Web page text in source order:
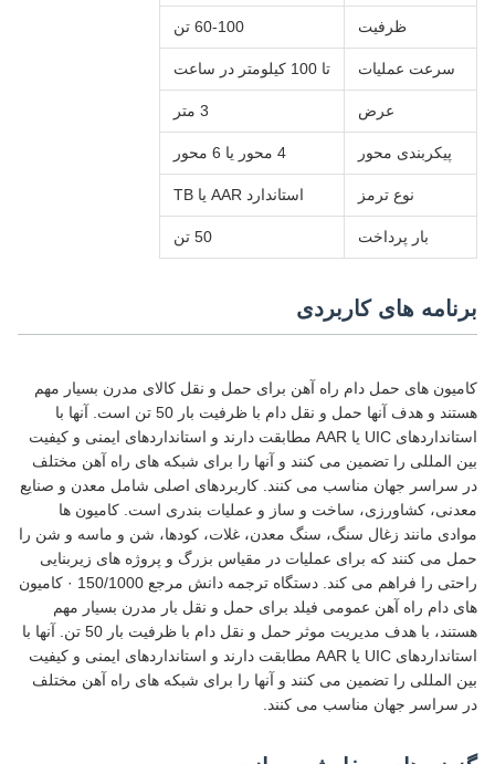
ظرفیت 60-100 تن
سرعت عملیات تا 100 کیلومتر در ساعت
عرض 3 متر
پیکربندی محور 4 محور یا 6 محور
نوع ترمز استاندارد AAR یا TB
بار پرداخت 50 تن
برنامه های کاربردی
کامیون های حمل دام راه آهن برای حمل و نقل کالای مدرن بسیار مهم
هستند و هدف آنها حمل و نقل دام با ظرفیت بار 50 تن است. آنها با
استانداردهای UIC یا AAR مطابقت دارند و استانداردهای ایمنی و کیفیت
بین المللی را تضمین می کنند و آنها را برای شبکه های راه آهن مختلف
در سراسر جهان مناسب می کنند. کاربردهای اصلی شامل معدن و صنایع
معدنی، کشاورزی، ساخت و ساز و عملیات بندری است. کامیون ها
موادی مانند زغال سنگ، سنگ معدن، غلات، کودها، شن و ماسه و شن را
حمل می کنند که برای عملیات در مقیاس بزرگ و پروژه های زیربنایی
راحتی را فراهم می کند. دستگاه ترجمه دانش مرجع 150/1000 · کامیون
های دام راه آهن عمومی فیلد برای حمل و نقل بار مدرن بسیار مهم
هستند، با هدف مدیریت موثر حمل و نقل دام با ظرفیت بار 50 تن. آنها با
استانداردهای UIC یا AAR مطابقت دارند و استانداردهای ایمنی و کیفیت
بین المللی را تضمین می کنند و آنها را برای شبکه های راه آهن مختلف
در سراسر جهان مناسب می کنند.